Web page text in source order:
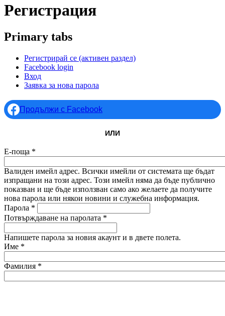
Регистрация
Primary tabs
Регистрирай се (активен раздел)
Facebook login
Вход
Заявка за нова парола
Продължи с Facebook
ИЛИ
Е-поща *
Валиден имейл адрес. Всички имейли от системата ще бъдат
изпращани на този адрес. Този имейл няма да бъде публично
показван и ще бъде използван само ако желаете да получите
нова парола или някои новини и служебна информация.
Парола *
Потвърждаване на паролата *
Напишете парола за новия акаунт и в двете полета.
Име *
Фамилия *